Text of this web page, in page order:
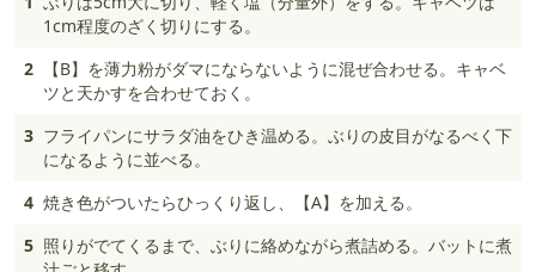
1cm程度のざく切りにする。
2
【B】を薄力粉がダマにならないように混ぜ合わせる。キャベ
ツと天かすを合わせておく。
3 フライパンにサラダ油をひき温める。ぶりの皮目がなるべく下
になるように並べる。
4 焼き色がついたらひっくり返し、【A】を加える。
5 照りがでてくるまで、ぶりに絡めながら煮詰める。バットに煮